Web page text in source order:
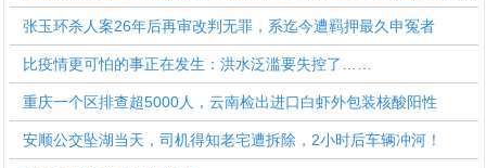
张玉环杀人案26年后再审改判无罪，系迄今遭羁押最久申冤者
比疫情更可怕的事正在发生：洪水泛滥要失控了……
重庆一个区排查超5000人，云南检出进口白虾外包装核酸阳性
安顺公交坠湖当天，司机得知老宅遭拆除，2小时后车辆冲河！